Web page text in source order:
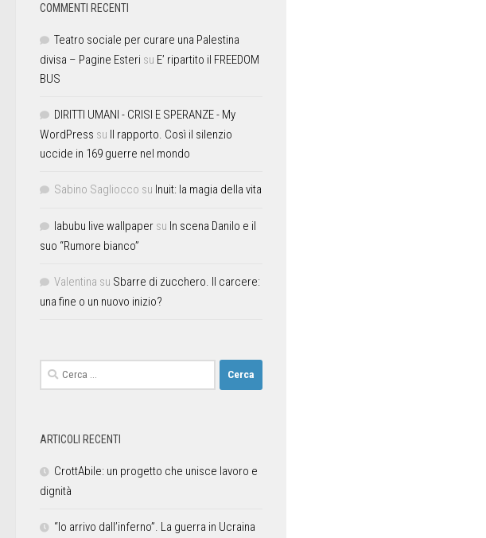
COMMENTI RECENTI
Teatro sociale per curare una Palestina
divisa – Pagine Esteri su E’ ripartito il FREEDOM
BUS
DIRITTI UMANI - CRISI E SPERANZE - My
WordPress su Il rapporto. Così il silenzio
uccide in 169 guerre nel mondo
Sabino Sagliocco su Inuit: la magia della vita
labubu live wallpaper su In scena Danilo e il
suo “Rumore bianco”
Valentina su Sbarre di zucchero. Il carcere:
una fine o un nuovo inizio?
ARTICOLI RECENTI
CrottAbile: un progetto che unisce lavoro e
dignità
“Io arrivo dall’inferno”. La guerra in Ucraina